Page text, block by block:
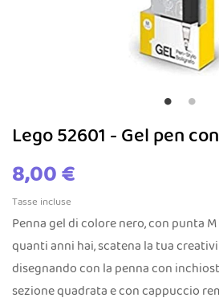
Lego 52601 - Gel pen
8,00 €
Tasse incluse
Penna gel di colore nero, con punta
quanti anni hai, scatena la tua
disegnando con la penna con
sezione quadrata e con cappuccio